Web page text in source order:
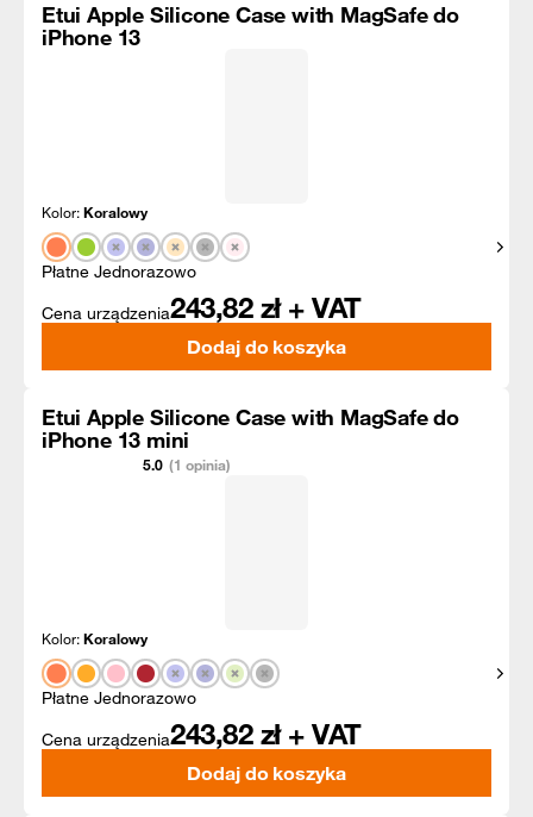
Etui Apple Silicone Case with MagSafe do
iPhone 13
Kolor:Koralowy
Płatne Jednorazowo
Cena urządzenia243,82 zł + VAT
Dodaj do koszyka
Etui Apple Silicone Case with MagSafe do
iPhone 13 mini
5.0 (1 opinia)
Kolor:Koralowy
Płatne Jednorazowo
Cena urządzenia243,82 zł + VAT
Dodaj do koszyka